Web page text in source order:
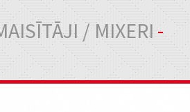
/ MIXERI-